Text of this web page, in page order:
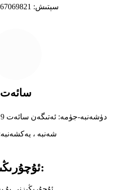
سېتىش: 008618167069821
سائەت
دۈشەنبە-جۈمە: ئەتىگەن سائەت 9 دىن كەچ سائەت 6 گىچە
شەنبە ،
ئۇچۇرىڭىزنى بىزگە ئەۋەتىڭ: